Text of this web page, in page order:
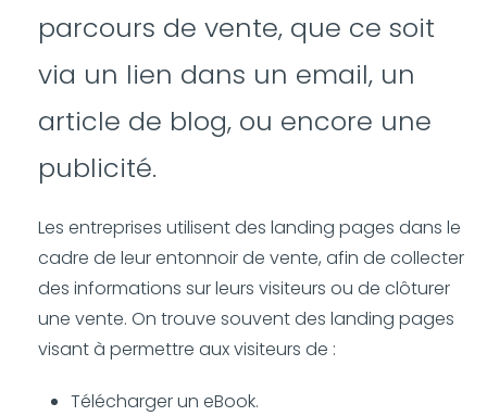
parcours de vente, que ce soit
via un lien dans un email, un
article de blog, ou encore une
publicité.
Les entreprises utilisent des landing pages dans le
cadre de leur entonnoir de vente, afin de collecter
des informations sur leurs visiteurs ou de clôturer
une vente. On trouve souvent des landing pages
visant à permettre aux visiteurs de :
Télécharger un eBook.